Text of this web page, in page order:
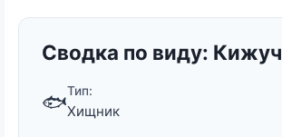
Сводка по виду: Кижуч
🐟Тип:
Хищник